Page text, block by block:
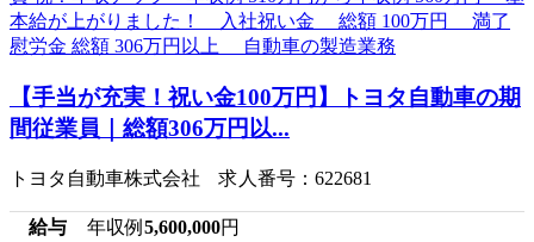
【手当が充実！祝い金100万円】トヨタ自動車の期
間従業員｜総額306万円以...
トヨタ自動車株式会社 求人番号：622681
給与 年収例 5,600,000円